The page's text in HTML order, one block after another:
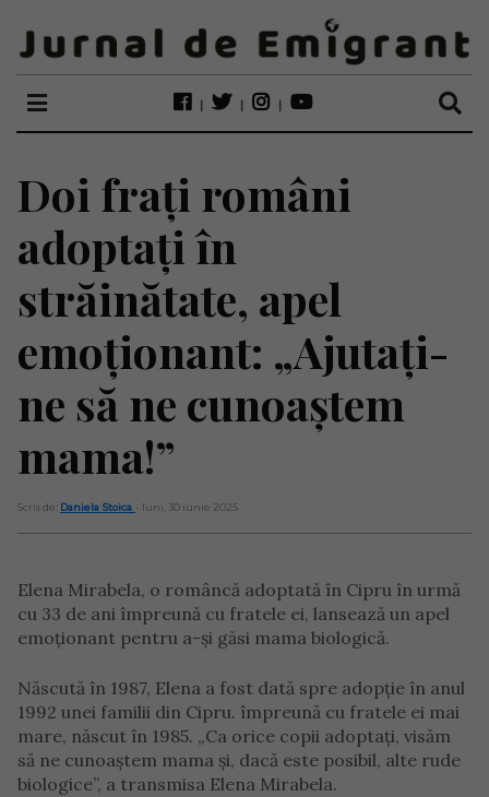
Doi frați români
adoptați în
străinătate, apel
emoționant: „Ajutați-
ne să ne cunoaștem
mama!”
Scris de: Daniela Stoica - luni, 30 iunie 2025
Elena Mirabela, o româncă adoptată în Cipru în urmă
cu 33 de ani împreună cu fratele ei, lansează un apel
emoționant pentru a-și găsi mama biologică.
Născută în 1987, Elena a fost dată spre adopție în anul
1992 unei familii din Cipru. împreună cu fratele ei mai
mare, născut în 1985. „Ca orice copii adoptați, visăm
să ne cunoaștem mama și, dacă este posibil, alte rude
biologice”, a transmisa Elena Mirabela.